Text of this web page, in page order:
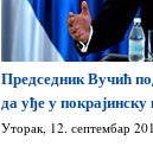
Председник Вучић
да уђе у
Уторак, 12. септембар